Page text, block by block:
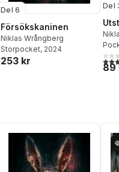
Del 6
Försökskaninen
Niklas Wrångberg
Storpocket, 2024
253 kr
Del
4,0
89